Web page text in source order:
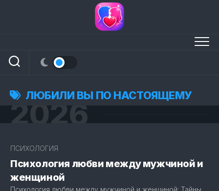
ЛЮБИЛИ ВЫ ПО НАСТОЯЩЕМУ
2026
ПСИХОЛОГИЯ
Психология любви между мужчиной и
женщиной
Психология любви между мужчиной и женщиной: Тайны